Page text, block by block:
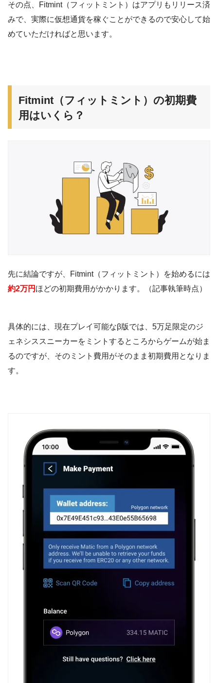
その点、Fitmint（フィットミント）はアプリもリリース済
みで、実際に仮想通貨を稼ぐことができるので安心して始
めていただければと思います。
Fitmint（フィットミント）の初期費
用はいくら？
先に結論ですが、Fitmint（フィットミント）を始めるには
約2万円 ほどの初期費用がかかります。（記事執筆時点）
具体的には、現在プレイ可能なβ版では、5万足限定のジ
ェネシススニーカーをミントするところからゲームが始ま
るのですが、そのミント費用がそのまま初期費用となりま
す。